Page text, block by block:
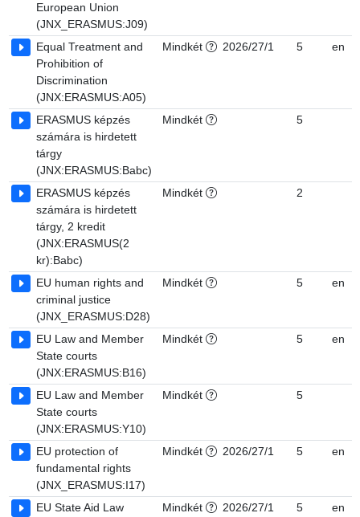
European Union
(JNX_ERASMUS:J09)
Equal Treatment and
Prohibition of
Discrimination
(JNX:ERASMUS:A05)
Mindkét 2026/27/1 5 en
ERASMUS képzés
számára is hirdetett
tárgy
(JNX:ERASMUS:Babc)
Mindkét 5
ERASMUS képzés
számára is hirdetett
tárgy, 2 kredit
(JNX:ERASMUS(2
kr):Babc)
Mindkét 2
EU human rights and
criminal justice
(JNX_ERASMUS:D28)
Mindkét 5 en
EU Law and Member
State courts
(JNX:ERASMUS:B16)
Mindkét 5 en
EU Law and Member
State courts
(JNX:ERASMUS:Y10)
Mindkét 5
EU protection of
fundamental rights
(JNX_ERASMUS:I17)
Mindkét 2026/27/1 5 en
EU State Aid Law
Mindkét 2026/27/1 5 en